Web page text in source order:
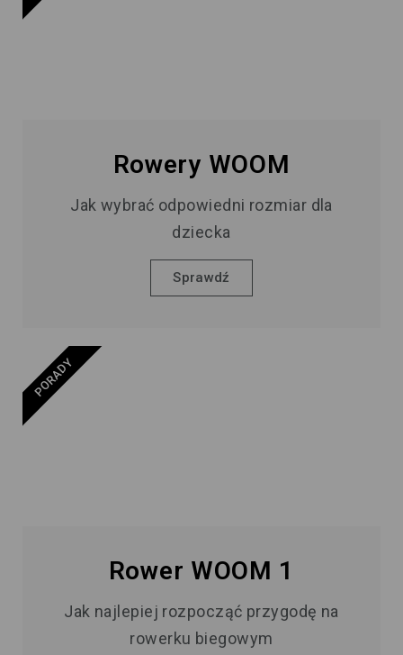
Rowery WOOM
Jak wybrać odpowiedni rozmiar dla
dziecka
Sprawdź
Rower WOOM 1
Jak najlepiej rozpocząć przygodę na
rowerku biegowym
PORADY